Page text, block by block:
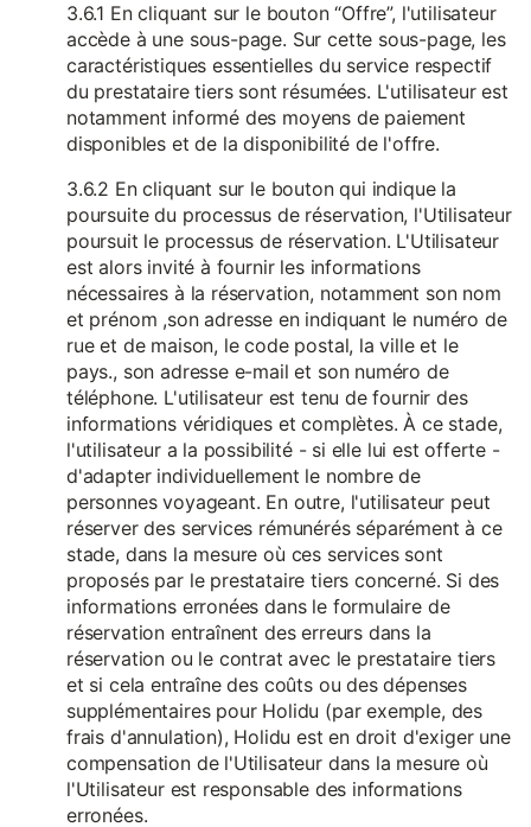
3.6.1 En cliquant sur le bouton “Offre”, l'utilisateur
accède à une sous-page. Sur cette sous-page, les
caractéristiques essentielles du service respectif
du prestataire tiers sont résumées. L'utilisateur est
notamment informé des moyens de paiement
disponibles et de la disponibilité de l'offre.
3.6.2 En cliquant sur le bouton qui indique la
poursuite du processus de réservation, l'Utilisateur
poursuit le processus de réservation. L'Utilisateur
est alors invité à fournir les informations
nécessaires à la réservation, notamment son nom
et prénom ,son adresse en indiquant le numéro de
rue et de maison, le code postal, la ville et le
pays., son adresse e-mail et son numéro de
téléphone. L'utilisateur est tenu de fournir des
informations véridiques et complètes. À ce stade,
l'utilisateur a la possibilité - si elle lui est offerte -
d'adapter individuellement le nombre de
personnes voyageant. En outre, l'utilisateur peut
réserver des services rémunérés séparément à ce
stade, dans la mesure où ces services sont
proposés par le prestataire tiers concerné. Si des
informations erronées dans le formulaire de
réservation entraînent des erreurs dans la
réservation ou le contrat avec le prestataire tiers
et si cela entraîne des coûts ou des dépenses
supplémentaires pour Holidu (par exemple, des
frais d'annulation), Holidu est en droit d'exiger une
compensation de l'Utilisateur dans la mesure où
l'Utilisateur est responsable des informations
erronées.